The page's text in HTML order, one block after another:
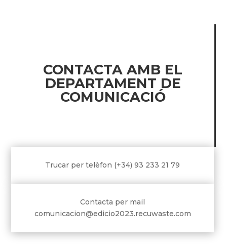
CONTACTA AMB EL
DEPARTAMENT DE
COMUNICACIÓ
Trucar per telèfon (+34) 93 233 21 79
Contacta per mail
comunicacion@edicio2023.recuwaste.com